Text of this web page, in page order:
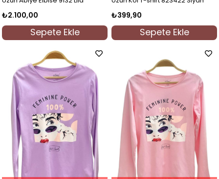
₺2.100,00
Sepete Ekle
₺399,90
Sepete Ekle